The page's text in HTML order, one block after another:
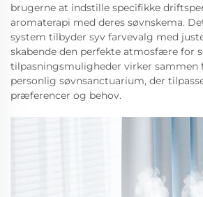
brugerne at indstille specifikke
aromaterapi med deres søvnskema.
system tilbyder syv farvevalg med
skabende den perfekte atmosfære for
tilpasningsmuligheder virker sammen
personlig søvnsanctuarium, der
præferencer og behov.